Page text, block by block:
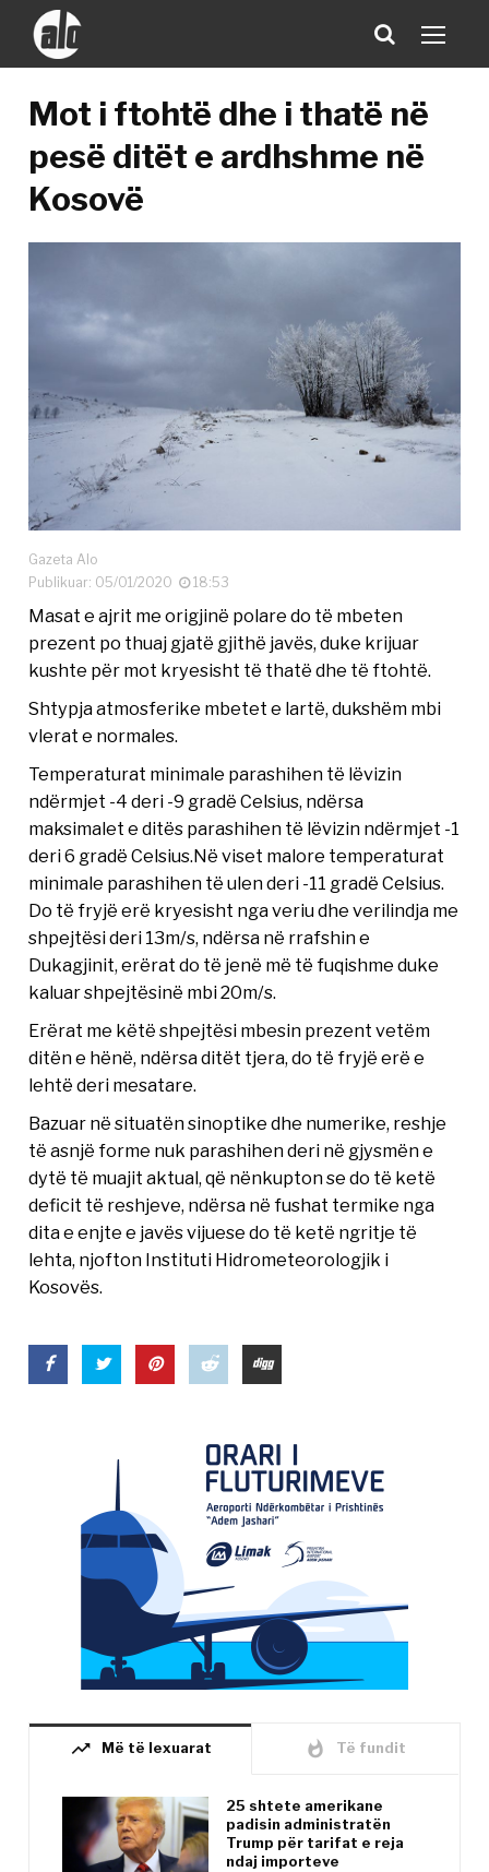
Mot i ftohtë dhe i thatë në
pesë ditët e ardhshme në
Kosovë
Gazeta Alo
Publikuar: 05/01/2020
18:53
Masat e ajrit me origjinë polare do të mbeten
prezent po thuaj gjatë gjithë javës, duke krijuar
kushte për mot kryesisht të thatë dhe të ftohtë.
Shtypja atmosferike mbetet e lartë, dukshëm mbi
vlerat e normales.
Temperaturat minimale parashihen të lëvizin
ndërmjet -4 deri -9 gradë Celsius, ndërsa
maksimalet e ditës parashihen të lëvizin ndërmjet -1
deri 6 gradë Celsius.Në viset malore temperaturat
minimale parashihen të ulen deri -11 gradë Celsius.
Do të fryjë erë kryesisht nga veriu dhe verilindja me
shpejtësi deri 13m/s, ndërsa në rrafshin e
Dukagjinit, erërat do të jenë më të fuqishme duke
kaluar shpejtësinë mbi 20m/s.
Erërat me këtë shpejtësi mbesin prezent vetëm
ditën e hënë, ndërsa ditët tjera, do të fryjë erë e
lehtë deri mesatare.
Bazuar në situatën sinoptike dhe numerike, reshje
të asnjë forme nuk parashihen deri në gjysmën e
dytë të muajit aktual, që nënkupton se do të ketë
deficit të reshjeve, ndërsa në fushat termike nga
dita e enjte e javës vijuese do të ketë ngritje të
lehta, njofton Instituti Hidrometeorologjik i
Kosovës.
trending_up Më të lexuarat whatshot Të fundit
25 shtete amerikane
padisin administratën
Trump për tarifat e reja
ndaj importeve